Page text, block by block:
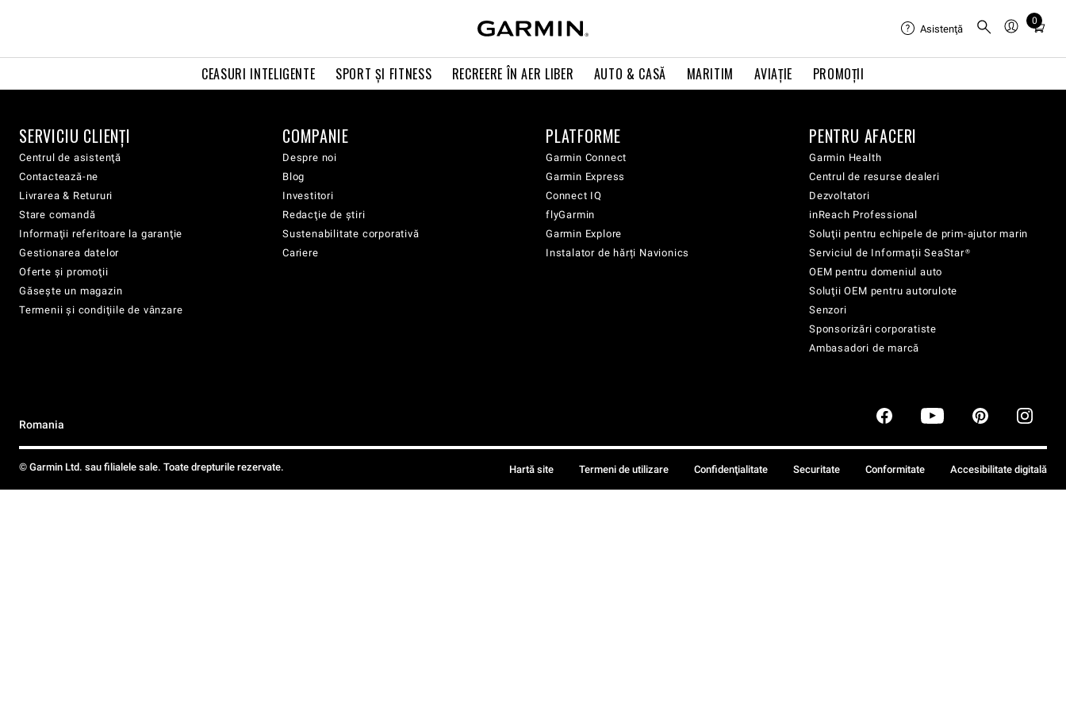
CEASURI INTELIGENTE SPORT ŞI FITNESS RECREERE ÎN AER LIBER AUTO & CASĂ MARITIM AVIAŢIE PROMOȚII
Asistenţă
0
Total
cart:
SERVICIU CLIENŢI
Centrul de asistenţă
Contactează-ne
Livrarea & Retururi
Stare comandă
Informaţii referitoare la garanţie
Gestionarea datelor
Oferte şi promoţii
Găsește un magazin
Termenii şi condiţiile de vânzare
COMPANIE
Despre noi
Blog
Investitori
Redacţie de ştiri
Sustenabilitate corporativă
Cariere
PLATFORME
Garmin Connect
Garmin Express
Connect IQ
flyGarmin
Garmin Explore
Instalator de hărți Navionics
PENTRU AFACERI
Garmin Health
Centrul de resurse dealeri
Dezvoltatori
inReach Professional
Soluţii pentru echipele de prim-ajutor marin
Serviciul de Informații SeaStar®
OEM pentru domeniul auto
Soluţii OEM pentru autorulote
Senzori
Sponsorizări corporatiste
Ambasadori de marcă
Romania
© Garmin Ltd. sau filialele sale. Toate drepturile rezervate. Hartă site Termeni de utilizare Confidenţialitate Securitate Conformitate Accesibilitate digitală